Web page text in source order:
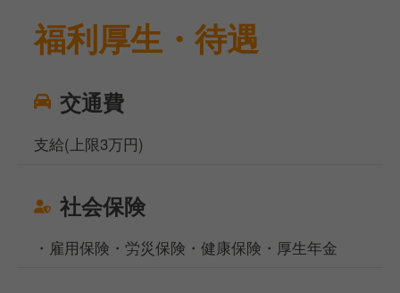
福利厚生・待遇
交通費
支給(上限3万円)
社会保険
・雇用保険・労災保険・健康保険・厚生年金